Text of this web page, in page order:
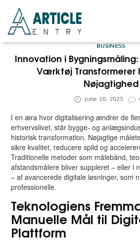
HOME
BUSINESS
FASHION
HEALTH
HOTELS
LIFESTYLE
MEDICINE
TRAVEL
BUSINESS
Innovation i
Værktøj Transformerer
Nøjagtighed
June 10, 2025
I en æra hvor digitalisering ændrer de
erhvervslivet, står bygge- og
historisk transformation. Nøjagtige
sikre kvalitet, reducere spild og
Traditionelle metoder som målebånd,
afstandsmålere bliver suppleret – eller i
– af avancerede digitale løsninger, som
professionelle.
Teknologiens
Manuelle Mål til
Plattform